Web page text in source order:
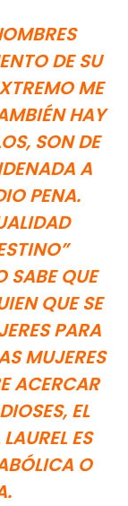
DE SU
ME
HAY
SON DE
A
PENA.
SABE QUE
QUE SE
PARA
MUJERES
ACERCAR
EL
ES
O